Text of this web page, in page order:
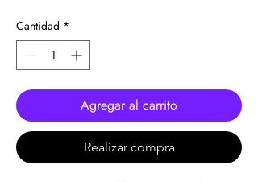
Cantidad *
Agregar al carrito
Realizar compra